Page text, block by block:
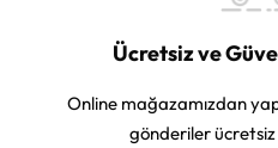
Ücretsiz ve
Online mağazamızdan
gönderiler ücretsiz